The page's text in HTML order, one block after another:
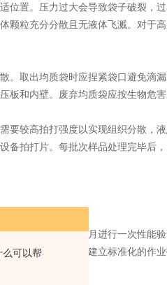
么可以帮
置。压力过大会导致袋子破裂，
颗粒充分分散且无液体飞溅。对于
取出均质袋时应捏紧袋口避免滴
板和内壁。废弃均质袋应按生物危
较高拍打强度以实现组织分散，液
备拍打片。每批次样品处理完毕后
滑传动部件。每月进行一次性能验
辅助下完成。通过建立标准化的作